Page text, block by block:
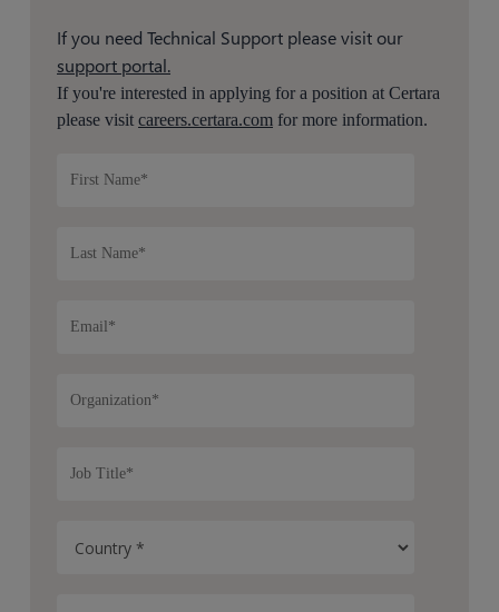
If you need Technical Support please visit our
support portal.
If you're interested in applying for a position at Certara
please visitcareers.certara.com for more information.